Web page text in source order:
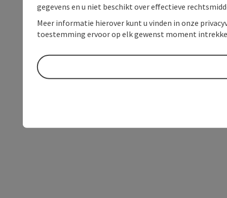
gegevens en u niet beschikt over effectieve
Meer informatie hierover kunt u vinden in onze
toestemming ervoor op elk gewenst moment